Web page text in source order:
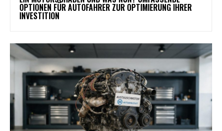
OPTIONEN FÜR AUTOFAHRER ZUR OPTIMIERUNG IHRER
INVESTITION